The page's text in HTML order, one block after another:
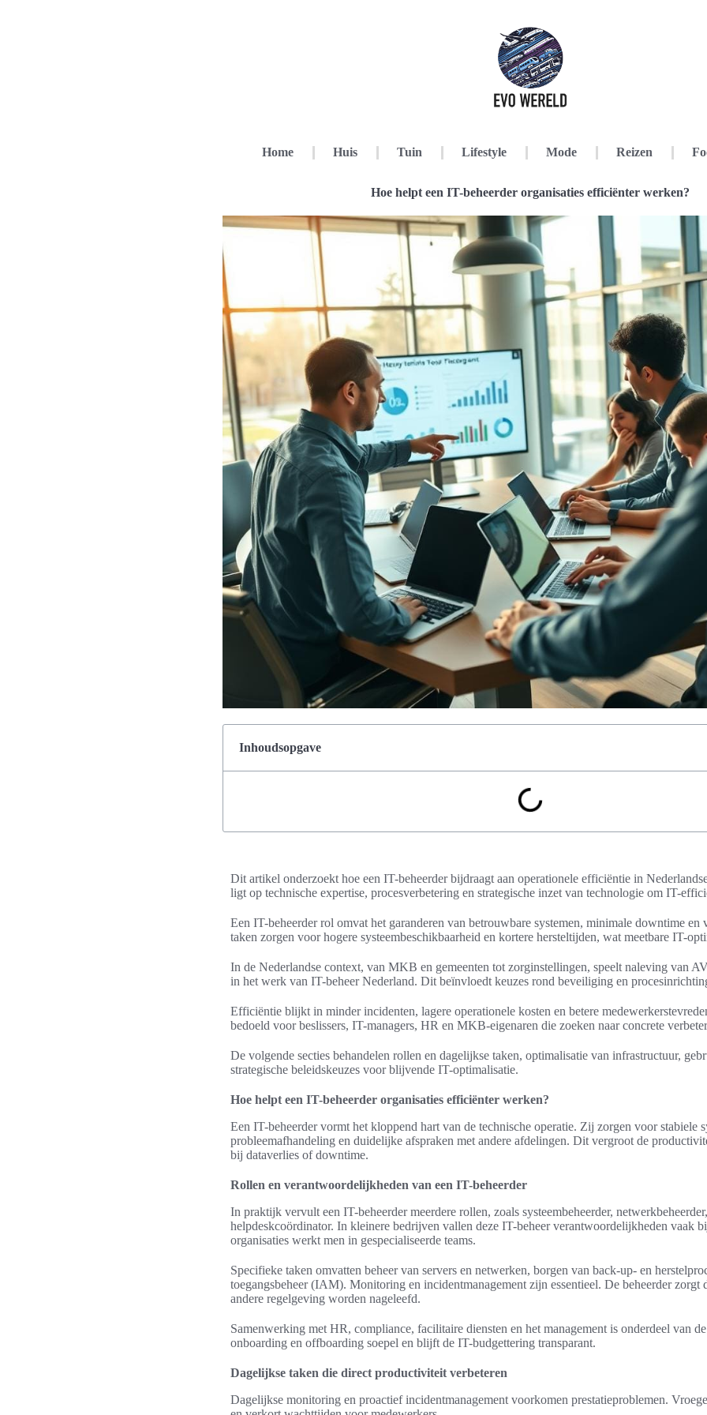
Home Huis Tuin Lifestyle Mode Reizen
Hoe helpt een IT-beheerder organisaties efficiënter werken?
Inhoudsopgave
Dit artikel onderzoekt hoe een IT-beheerder bijdraagt aan operationele efficiëntie in
ligt op technische expertise, procesverbetering en strategische inzet van technologie om IT-
Een IT-beheerder rol omvat het garanderen van betrouwbare systemen, minimale downtime
taken zorgen voor hogere systeembeschikbaarheid en kortere hersteltijden, wat meetbare IT-
In de Nederlandse context, van MKB en gemeenten tot zorginstellingen, speelt naleving van
in het werk van IT-beheer Nederland. Dit beïnvloedt keuzes rond beveiliging en
Efficiëntie blijkt in minder incidenten, lagere operationele kosten en betere
bedoeld voor beslissers, IT-managers, HR en MKB-eigenaren die zoeken naar concrete
De volgende secties behandelen rollen en dagelijkse taken, optimalisatie van infrastructuur,
strategische beleidskeuzes voor blijvende IT-optimalisatie.
Hoe helpt een IT-beheerder organisaties efficiënter werken?
Een IT-beheerder vormt het kloppend hart van de technische operatie. Zij zorgen voor stabiele
probleemafhandeling en duidelijke afspraken met andere afdelingen. Dit vergroot de
bij dataverlies of downtime.
Rollen en verantwoordelijkheden van een IT-beheerder
In praktijk vervult een IT-beheerder meerdere rollen, zoals systeembeheerder,
helpdeskcoördinator. In kleinere bedrijven vallen deze IT-beheer verantwoordelijkheden vaak
organisaties werkt men in gespecialiseerde teams.
Specifieke taken omvatten beheer van servers en netwerken, borgen van back-up- en
toegangsbeheer (IAM). Monitoring en incidentmanagement zijn essentieel. De beheerder zorgt
andere regelgeving worden nageleefd.
Samenwerking met HR, compliance, facilitaire diensten en het management is onderdeel van
onboarding en offboarding soepel en blijft de IT-budgettering transparant.
Dagelijkse taken die direct productiviteit verbeteren
Dagelijkse monitoring en proactief incidentmanagement voorkomen prestatieproblemen.